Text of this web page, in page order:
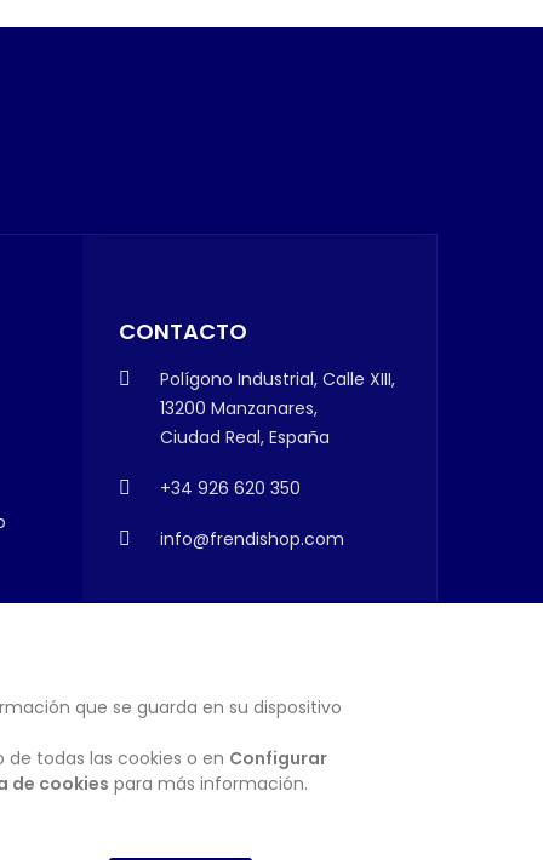
CONTACTO
Polígono Industrial, Calle XIII,
13200 Manzanares,
Ciudad Real, España
+34 926 620 350
info@frendishop.com
SUSCRIBIRSE
que se guarda en su dispositivo
todas las cookies o en Configurar
de cookies para más información.